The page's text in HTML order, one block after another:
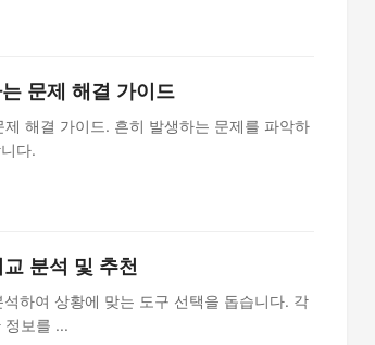
문제 해결 가이드
해결 가이드. 흔히 발생하는 문제를 파악하
다.
분석 및 추천
하여 상황에 맞는 도구 선택을 돕습니다. 각
정보를 ...